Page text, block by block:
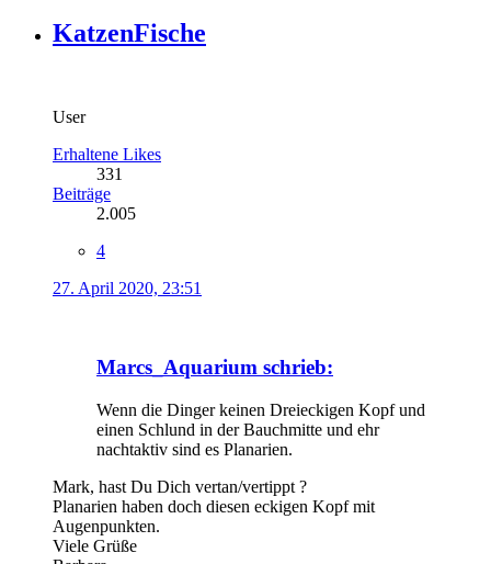
KatzenFische
User
Erhaltene Likes
331
Beiträge
2.005
4
27. April 2020, 23:51
Marcs_Aquarium schrieb:
Wenn die Dinger keinen Dreieckigen Kopf und
einen Schlund in der Bauchmitte und ehr
nachtaktiv sind es Planarien.
Mark, hast Du Dich vertan/vertippt ?
Planarien haben doch diesen eckigen Kopf mit
Augenpunkten.
Viele Grüße